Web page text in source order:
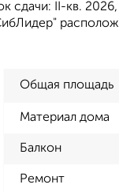
сдачи: II-кв.
Общая площадь
Материал дома
Балкон
Ремонт